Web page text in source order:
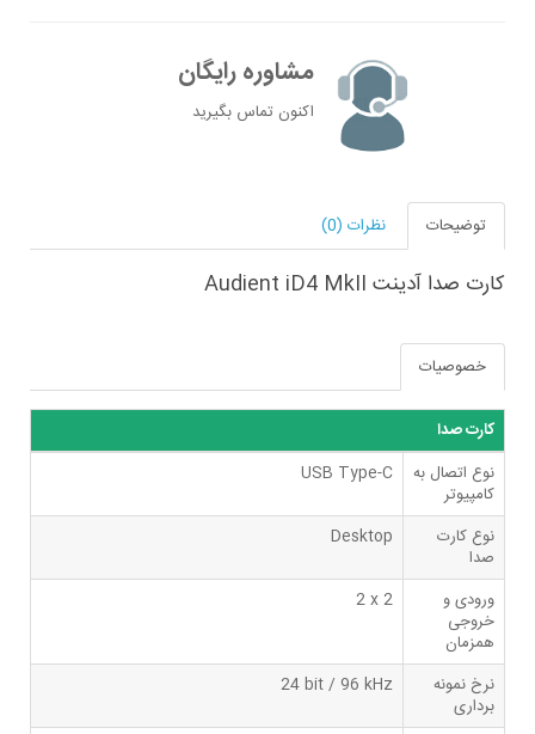
مشاوره رایگان
اکنون تماس بگیرید
توضیحات نظرات (0)
کارت صدا آدینت Audient iD4 MkII
خصوصیات
کارت صدا
نوع اتصال به
کامپیوتر
USB Type-C
نوع کارت
صدا
Desktop
ورودی و
خروجی
همزمان
2 x 2
نرخ نمونه
برداری
24 bit / 96 kHz